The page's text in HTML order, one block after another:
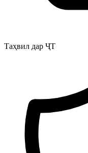
Таҳвил дар ҶТ